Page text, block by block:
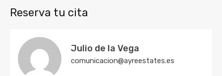
Reserva tu cita
Julio de la Vega
comunicacion@ayreestates.es